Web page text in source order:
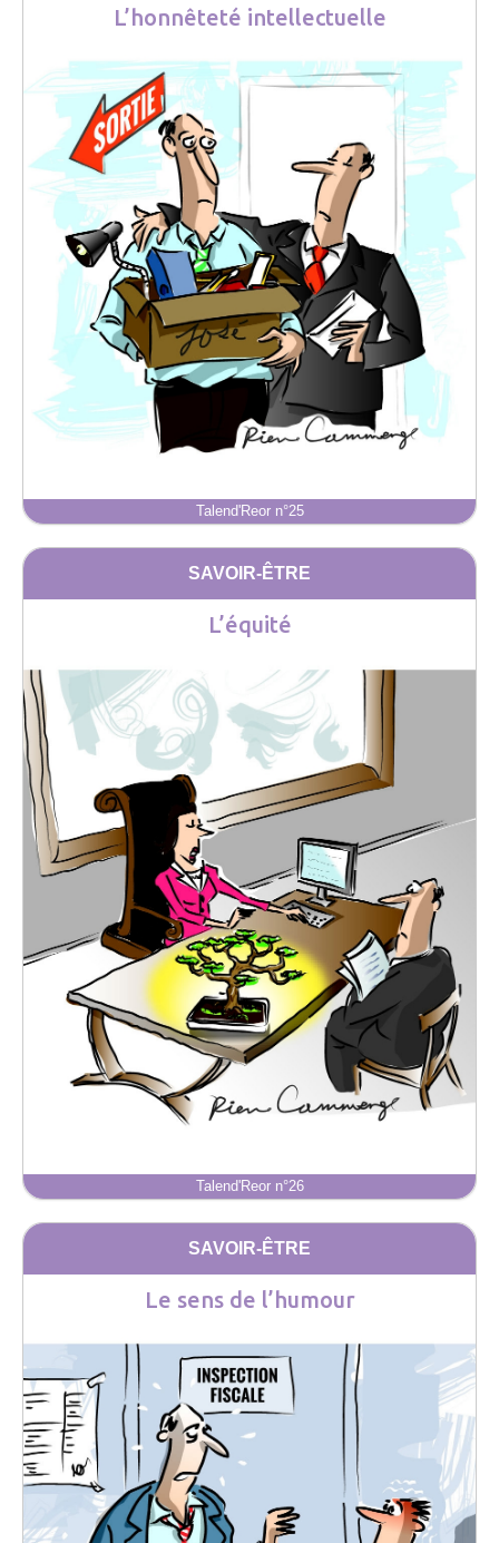
L’honnêteté intellectuelle
Talend'Reor n°25
SAVOIR-ÊTRE
L’équité
Talend'Reor n°26
SAVOIR-ÊTRE
Le sens de l’humour